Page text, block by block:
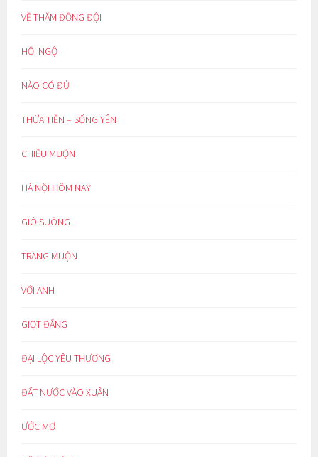
VỀ THĂM ĐỒNG ĐỘI
HỘI NGỘ
NÀO CÓ ĐỦ
THỪA TIỀN – SỐNG YÊN
CHIỀU MUỘN
HÀ NỘI HÔM NAY
GIÓ SUÔNG
TRĂNG MUỘN
VỚI ANH
GIỌT ĐẮNG
ĐẠI LỘC YÊU THƯƠNG
ĐẤT NƯỚC VÀO XUÂN
ƯỚC MƠ